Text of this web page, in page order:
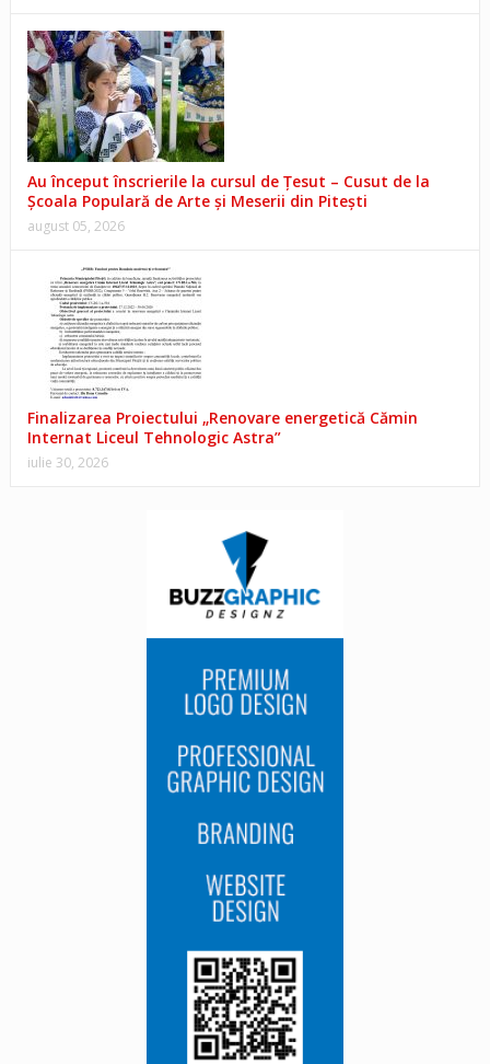
Au început înscrierile la cursul de Țesut – Cusut de la
Școala Populară de Arte și Meserii din Pitești
august 05, 2026
Finalizarea Proiectului „Renovare energetică Cămin
Internat Liceul Tehnologic Astra”
iulie 30, 2026